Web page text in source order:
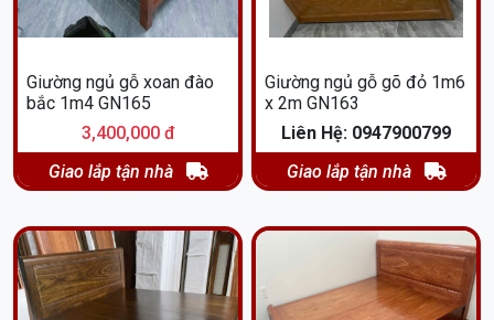
Giường ngủ gỗ xoan đào
bắc 1m4 GN165
3,400,000 đ
Giao lắp tận nhà
Giường ngủ gỗ gõ đỏ 1m6
x 2m GN163
Liên Hệ: 0947900799
Giao lắp tận nhà